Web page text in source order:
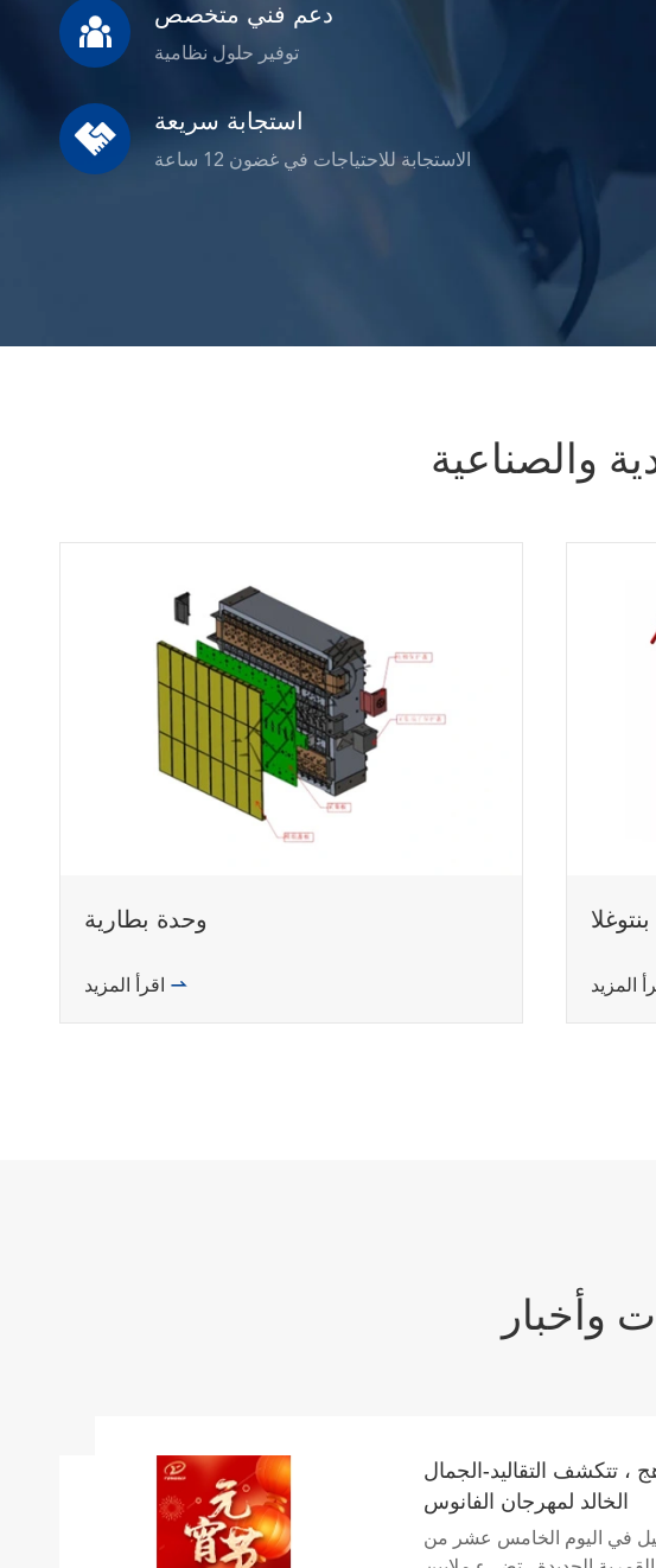
 دعم فني متخصص
توفير حلول نظامية
 استجابة سريعة
الاستجابة للاحتياجات في غضون 12 ساعة
والصناعية
وحدة بطارية

بنتوغلا
، تتكشف التقاليد-الجمال
الخالد لمهرجان الفانوس
في اليوم الخامس عشر من